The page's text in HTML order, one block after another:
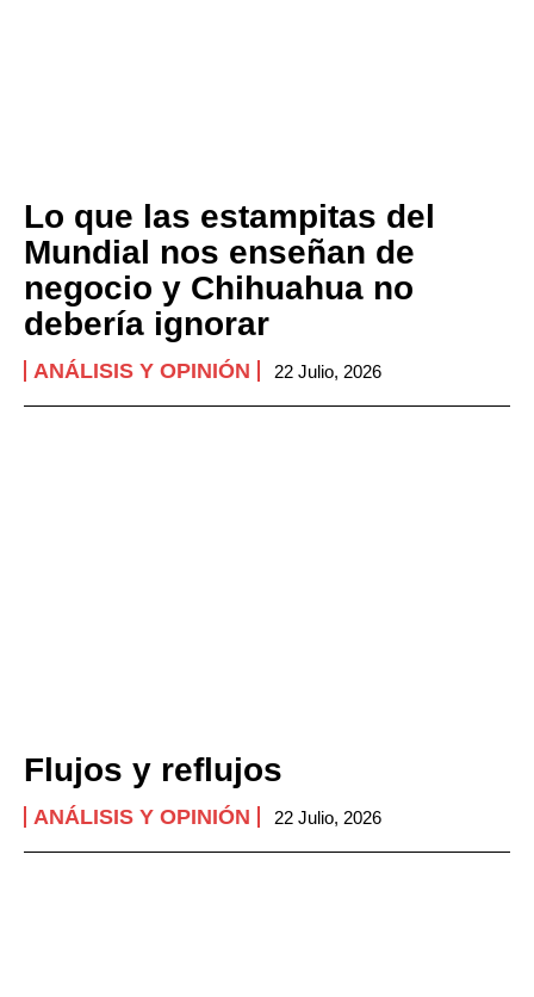
Lo que las estampitas del
Mundial nos enseñan de
negocio y Chihuahua no
debería ignorar
ANÁLISIS Y OPINIÓN 22 Julio, 2026
Flujos y reflujos
ANÁLISIS Y OPINIÓN 22 Julio, 2026